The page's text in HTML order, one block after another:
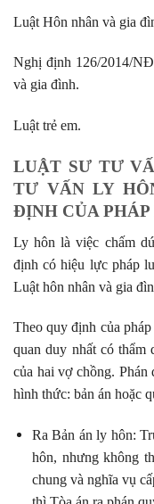
Luật Hôn nhân và gia
Nghị định 126/2014/
và gia đình.
Luật trẻ em.
LUẬT SƯ TƯ
TƯ VẤN LY
ĐỊNH CỦA
Ly hôn là việc chấm
định có hiệu lực pháp
Luật hôn nhân và gia
Theo quy định của
quan duy nhất có thẩm
của hai vợ chồng.
hình thức: bản án hoặc
Ra Bản án ly hôn:
hôn, nhưng không
chung và nghĩa vụ